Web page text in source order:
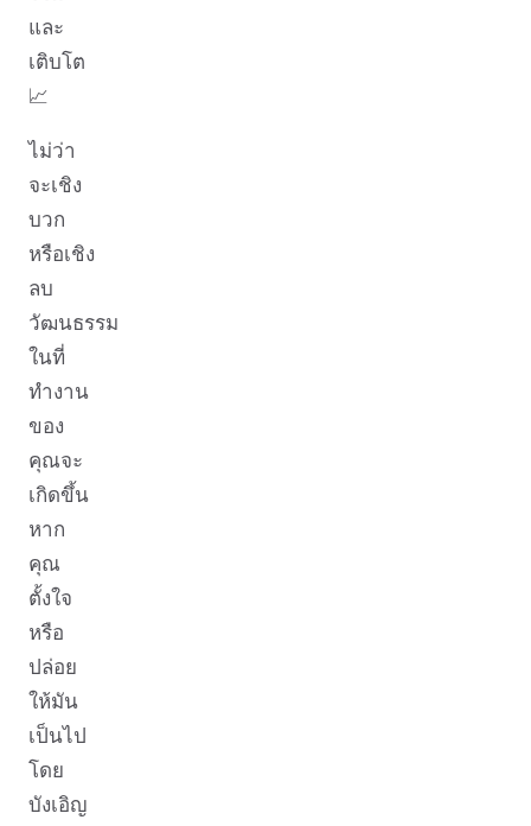
และ
เติบโต
📈
ไม่ว่า
จะเชิง
บวก
หรือเชิง
ลบ
วัฒนธรรม
ในที่
ทำงาน
ของ
คุณจะ
เกิดขึ้น
หาก
คุณ
ตั้งใจ
หรือ
ปล่อย
ให้มัน
เป็นไป
โดย
บังเอิญ